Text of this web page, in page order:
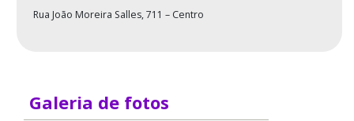
Rua João Moreira Salles, 711 – Centro
Galeria de fotos